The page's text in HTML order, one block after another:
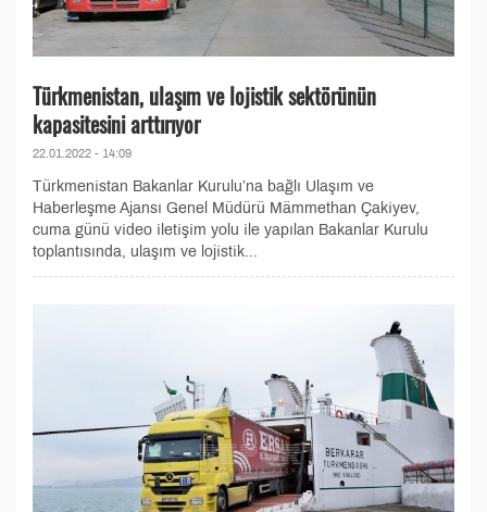
Türkmenistan, ulaşım ve lojistik sektörünün
kapasitesini arttırıyor
22.01.2022 - 14:09
Türkmenistan Bakanlar Kurulu’na bağlı Ulaşım ve
Haberleşme Ajansı Genel Müdürü Mämmethan Çakiyev,
cuma günü video iletişim yolu ile yapılan Bakanlar Kurulu
toplantısında, ulaşım ve lojistik...